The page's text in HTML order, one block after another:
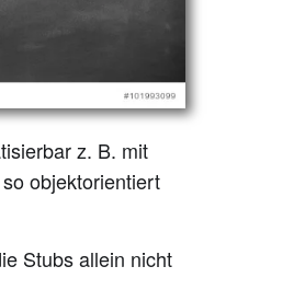
z. B. mit
objektorientiert
Stubs allein nicht